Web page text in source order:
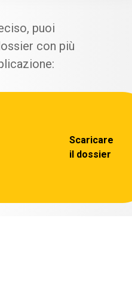
puoi
con più
Scaricare
il dossier